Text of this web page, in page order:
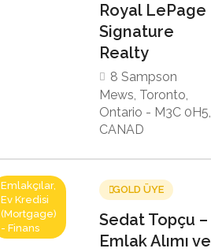
Royal LePage
Signature
Realty
8 Sampson
Mews, Toronto,
Ontario - M3C 0H5,
CANAD
Emlakçılar,
Ev Kredisi
(Mortgage)
- Finans
GOLD ÜYE
Sedat Topçu –
Emlak Alımı ve